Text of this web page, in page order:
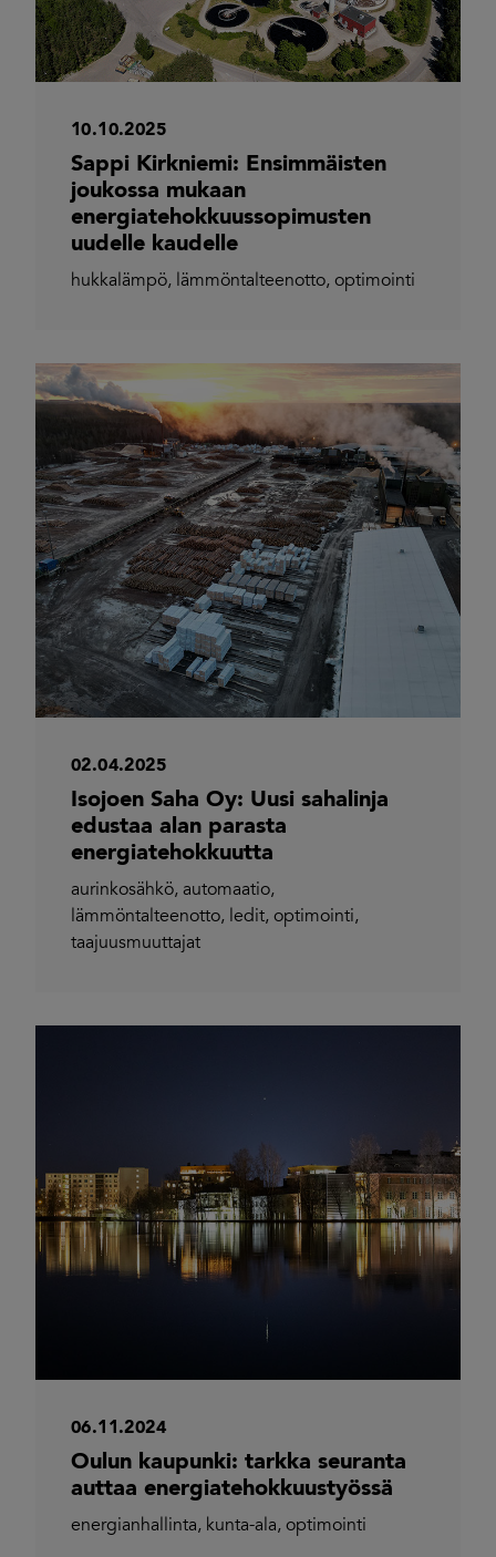
10.10.2025
Sappi Kirkniemi: Ensimmäisten
joukossa mukaan
energiatehokkuussopimusten
uudelle kaudelle
hukkalämpö, lämmöntalteenotto, optimointi
02.04.2025
Isojoen Saha Oy: Uusi sahalinja
edustaa alan parasta
energiatehokkuutta
aurinkosähkö, automaatio,
lämmöntalteenotto, ledit, optimointi,
taajuusmuuttajat
06.11.2024
Oulun kaupunki: tarkka seuranta
auttaa energiatehokkuustyössä
energianhallinta, kunta-ala, optimointi